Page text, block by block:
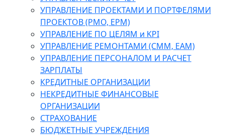
УПРАВЛЕНИЕ ПРОЕКТАМИ И ПОРТФЕЛЯМИ
ПРОЕКТОВ (PMO, EPM)
УПРАВЛЕНИЕ ПО ЦЕЛЯМ и KPI
УПРАВЛЕНИЕ РЕМОНТАМИ (CMM, EAM)
УПРАВЛЕНИЕ ПЕРСОНАЛОМ И РАСЧЕТ
ЗАРПЛАТЫ
КРЕДИТНЫЕ ОРГАНИЗАЦИИ
НЕКРЕДИТНЫЕ ФИНАНСОВЫЕ
ОРГАНИЗАЦИИ
СТРАХОВАНИЕ
БЮДЖЕТНЫЕ УЧРЕЖДЕНИЯ